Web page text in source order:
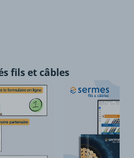
fils et câbles